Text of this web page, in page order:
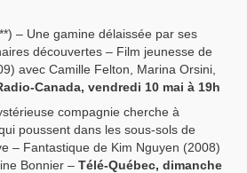
– Une gamine délaissée par ses
découvertes – Film jeunesse de
avec Camille Felton, Marina Orsini,
Canada, vendredi 10 mai à 19h
compagnie cherche à
poussent dans les sous-sols de
– Fantastique de Kim Nguyen (2008)
Bonnier –Télé-Québec, dimanche